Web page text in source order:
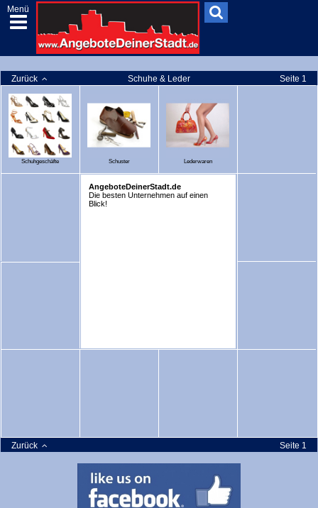
Menü
Zurück Schuhe & Leder Seite 1
Schuhgeschäfte Schuster Lederwaren
AngeboteDeinerStadt.de
Die besten Unternehmen auf einen
Blick!
Zurück Seite 1